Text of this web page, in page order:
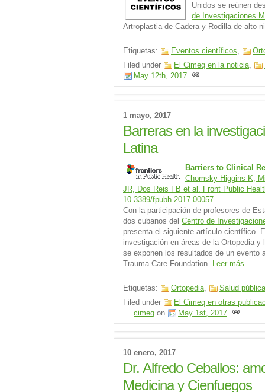
Unidos se reúnen
de Investigaciones
Artroplastia de Cadera y Rodilla de alto
Etiquetas: Eventos científicos,
Filed under
El Cimeq en la noticia,
May 12th, 2017.
1 mayo, 2017
Barreras en la
Latina
Barriers to Clinical
Chomsky-Higgins K,
JR, Dos Reis FB et al. Front Public
10.3389/fpubh.2017.00057.
Con la participación de profesores de
dos cubanos del Centro de
presenta el siguiente artículo científico.
investigación en áreas de la Ortopedia
se exponen los resultados de un evento
Trauma Care Foundation. Leer más…
Etiquetas: Ortopedia,
Salud pública
Filed under
El Cimeq en otras
cimeq on May 1st, 2017.
10 enero, 2017
Dr. Alfredo Ceballos:
Medicina y Cienfuegos